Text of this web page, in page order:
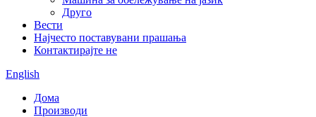
Друго
Вести
Најчесто поставувани прашања
Контактирајте не
English
Дома
Производи